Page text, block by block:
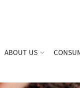
ABOUT US